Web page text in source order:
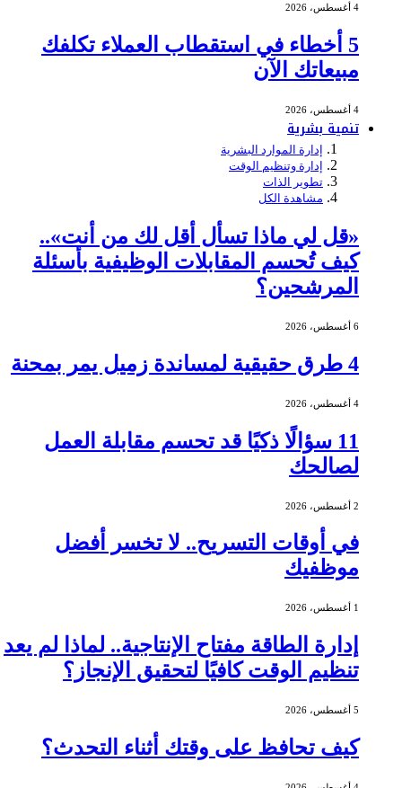
4 أغسطس، 2026
5 أخطاء في استقطاب العملاء تكلفك
مبيعاتك الآن
4 أغسطس، 2026
تنمية بشرية
إدارة الموارد البشرية
إدارة وتنظيم الوقت
تطوير الذات
مشاهدة الكل
«قل لي ماذا تسأل أقل لك من أنت»..
كيف تُحسم المقابلات الوظيفية بأسئلة
المرشحين؟
6 أغسطس، 2026
4 طرق حقيقية لمساندة زميل يمر بمحنة
4 أغسطس، 2026
11 سؤالًا ذكيًا قد تحسم مقابلة العمل
لصالحك
2 أغسطس، 2026
في أوقات التسريح.. لا تخسر أفضل
موظفيك
1 أغسطس، 2026
إدارة الطاقة مفتاح الإنتاجية.. لماذا لم يعد
تنظيم الوقت كافيًا لتحقيق الإنجاز؟
5 أغسطس، 2026
كيف تحافظ على وقتك أثناء التحدث؟